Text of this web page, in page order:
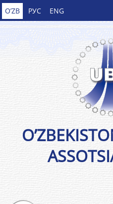
O’ZB РУС ENG